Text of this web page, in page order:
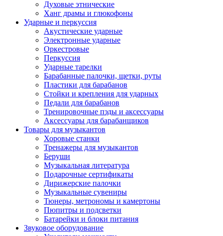
Духовые этнические
Ханг драмы и глюкофоны
Ударные и перкуссия
Акустические ударные
Электронные ударные
Оркестровые
Перкуссия
Ударные тарелки
Барабанные палочки, щетки, руты
Пластики для барабанов
Стойки и крепления для ударных
Педали для барабанов
Тренировочные пэды и аксессуары
Аксессуары для барабанщиков
Товары для музыкантов
Хоровые станки
Тренажеры для музыкантов
Беруши
Музыкальная литература
Подарочные сертификаты
Дирижерские палочки
Музыкальные сувениры
Тюнеры, метрономы и камертоны
Пюпитры и подсветки
Батарейки и блоки питания
Звуковое оборудование